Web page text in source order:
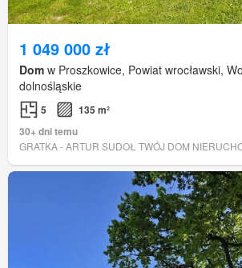
1 049 000 zł
Dom w Proszkowice, Powiat wrocławski,
dolnośląskie
5
135 m²
30+ dni temu
GRATKA - ARTUR SUDOŁ TWÓJ DOM